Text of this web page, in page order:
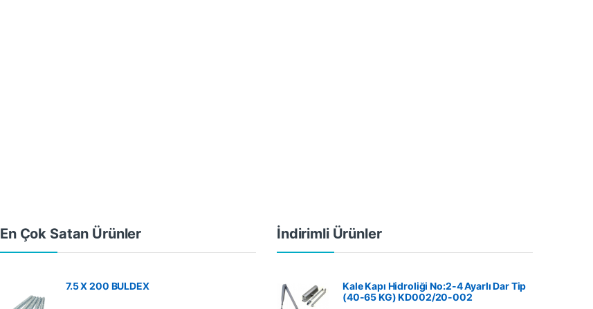
En Çok Satan Ürünler
7.5 X 200 BULDEX
İndirimli Ürünler
Kale Kapı Hidroliği No:2-4 Ayarlı Dar Tip
(40-65 KG) KD002/20-002